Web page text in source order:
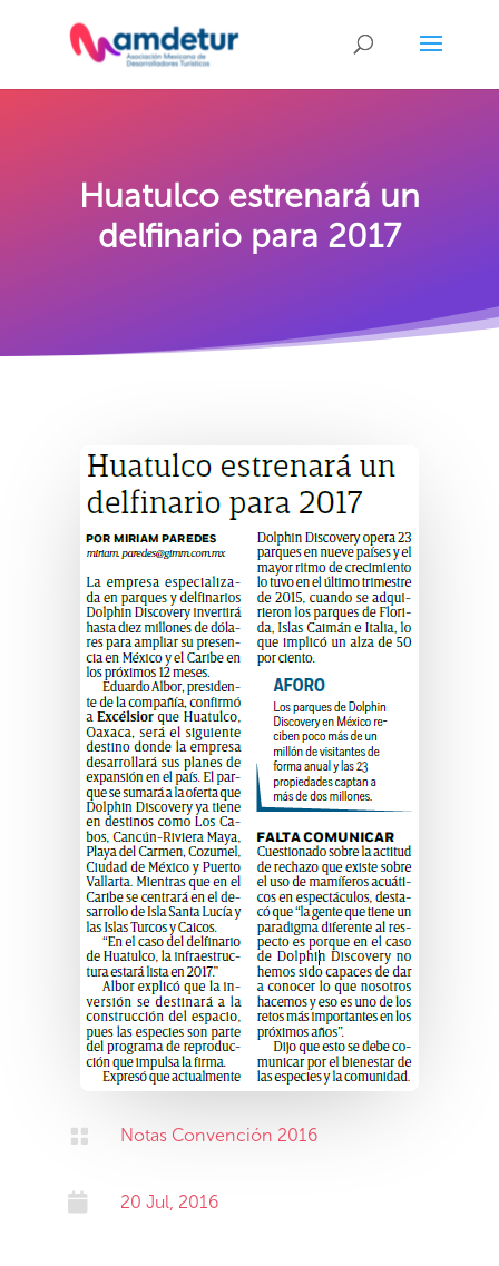
Huatulco estrenará un
delfinario para 2017
 Notas Convención 2016
 20 Jul, 2016